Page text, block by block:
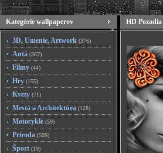
Kategórie wallpaperov
3D, Umenie, Artwork (376)
Autá (367)
Filmy (44)
Hry (155)
Kvety (71)
Mestá a Architektúra (128)
Motocykle (59)
Príroda (509)
Šport (19)
HD